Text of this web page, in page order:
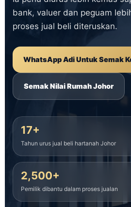
bank, valuer dan peguam
proses jual beli diteruskan.
WhatsApp Adi Untuk Semak
Semak Nilai Rumah Johor
17+
Tahun urus jual beli hartanah Johor
2,500+
Pemilik dibantu dalam proses jualan